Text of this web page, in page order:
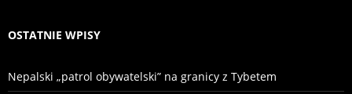
OSTATNIE WPISY
Nepalski „patrol obywatelski” na granicy z Tybetem